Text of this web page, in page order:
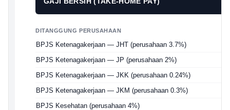
DITANGGUNG PERUSAHAAN
BPJS Ketenagakerjaan — JHT (perusahaan 3.7%)
BPJS Ketenagakerjaan — JP (perusahaan 2%)
BPJS Ketenagakerjaan — JKK (perusahaan 0.24%)
BPJS Ketenagakerjaan — JKM (perusahaan 0.3%)
BPJS Kesehatan (perusahaan 4%)